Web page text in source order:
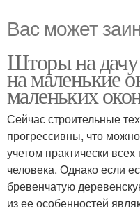
Вас может
Шторы на
на маленькие
маленьких
Сейчас строительные
прогрессивны, что
учетом практически
человека. Однако если
бревенчатую
из ее особенностей